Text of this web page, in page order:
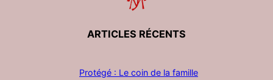
ARTICLES RÉCENTS
Protégé : Le coin de la famille